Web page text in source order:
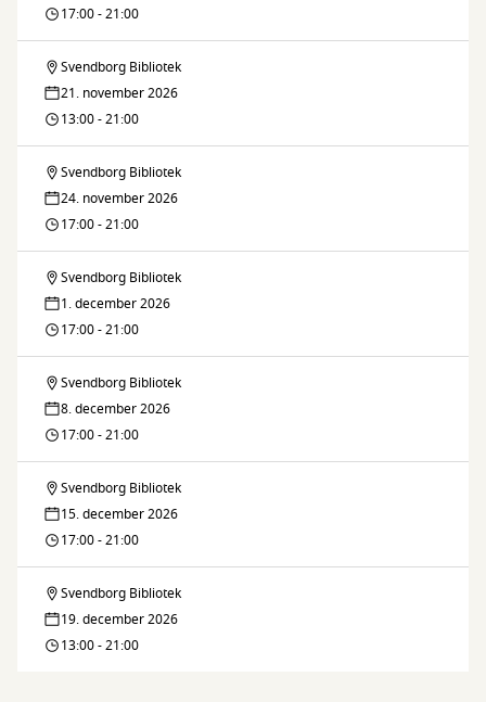
17:00 - 21:00
Brætspilscafé
Svendborg Bibliotek
21. november 2026
13:00 - 21:00
Brætspilscafé
Svendborg Bibliotek
24. november 2026
17:00 - 21:00
Brætspilscafé
Svendborg Bibliotek
1. december 2026
17:00 - 21:00
Brætspilscafé
Svendborg Bibliotek
8. december 2026
17:00 - 21:00
Brætspilscafé
Svendborg Bibliotek
15. december 2026
17:00 - 21:00
Brætspilscafé
Svendborg Bibliotek
19. december 2026
13:00 - 21:00